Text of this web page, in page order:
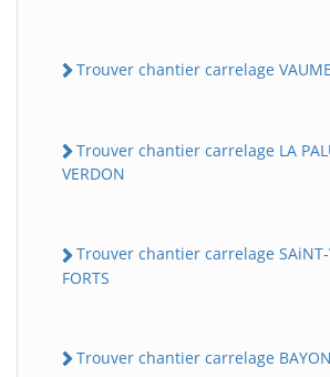
Trouver chantier carrelage
Trouver chantier carrelage LA
VERDON
Trouver chantier carrelage SAiNT-
FORTS
Trouver chantier carrelage